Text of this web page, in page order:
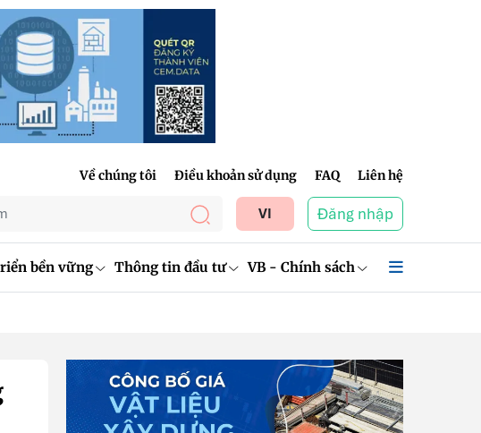
Về chúng tôi Điều khoản sử dụng FAQ Liên hệ
VI Đăng nhập
bền vững Thông tin đầu tư VB - Chính sách